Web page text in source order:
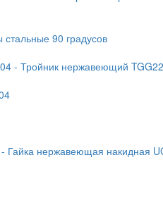
90 градусов
- Тройник нержавеющий
- Гайка нержавеющая накидная